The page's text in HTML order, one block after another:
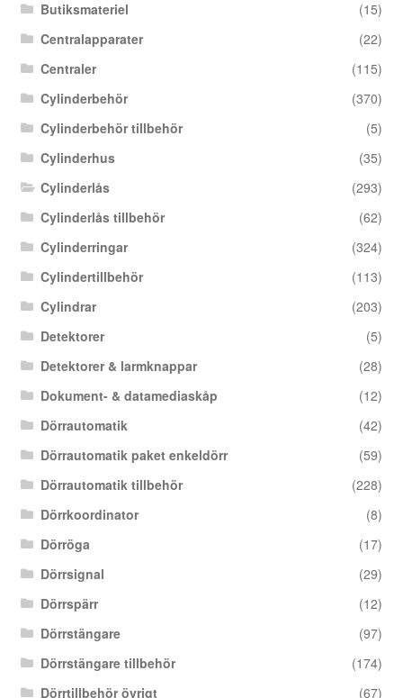
Butiksmateriel
(15)
Centralapparater
(22)
Centraler
(115)
Cylinderbehör
(370)
Cylinderbehör tillbehör
(5)
Cylinderhus
(35)
Cylinderlås
(293)
Cylinderlås tillbehör
(62)
Cylinderringar
(324)
Cylindertillbehör
(113)
Cylindrar
(203)
Detektorer
(5)
Detektorer & larmknappar
(28)
Dokument- & datamediaskåp
(12)
Dörrautomatik
(42)
Dörrautomatik paket enkeldörr
(59)
Dörrautomatik tillbehör
(228)
Dörrkoordinator
(8)
Dörröga
(17)
Dörrsignal
(29)
Dörrspärr
(12)
Dörrstängare
(97)
Dörrstängare tillbehör
(174)
Dörrtillbehör övrigt
(67)